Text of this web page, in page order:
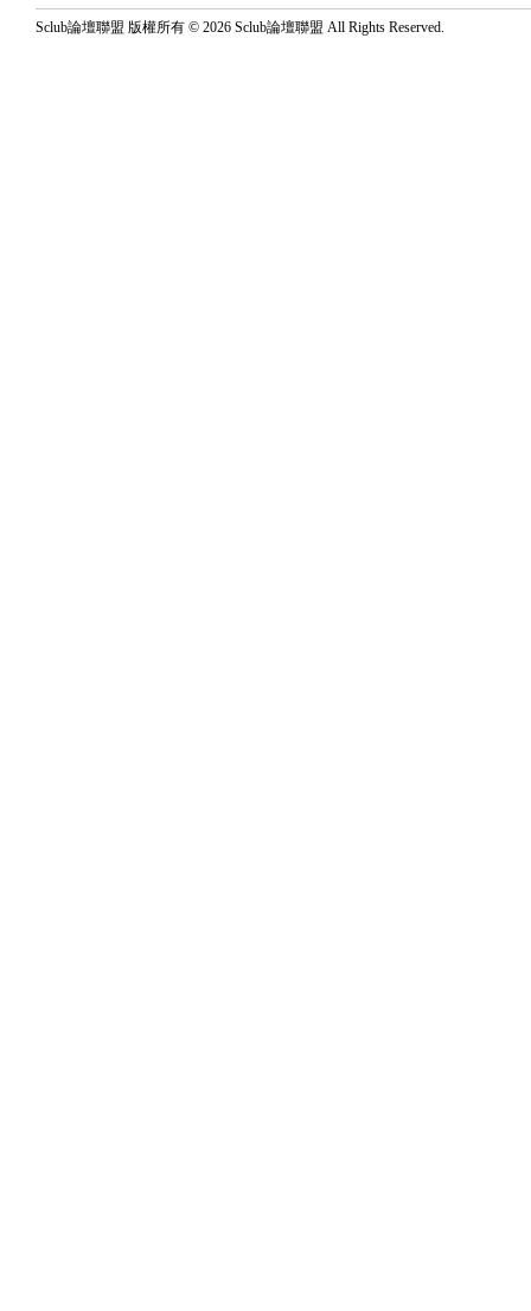
Sclub論壇聯盟 版權所有 © 2026 Sclub論壇聯盟 All Rights Reserved.